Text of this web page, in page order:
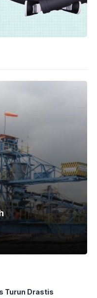
Turun Drastis